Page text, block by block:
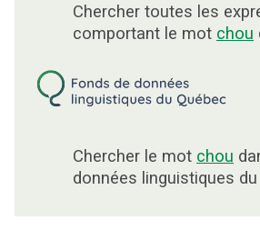
Chercher toutes les
comportant le mot chou
Chercher le mot chou
données linguistiques